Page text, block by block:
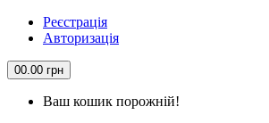
Реєстрація
Авторизація
00.00 грн
Ваш кошик порожній!